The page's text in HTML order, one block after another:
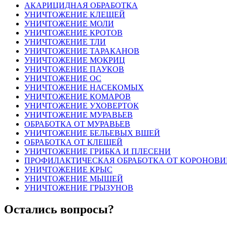
АКАРИЦИДНАЯ ОБРАБОТКА
УНИЧТОЖЕНИЕ КЛЕЩЕЙ
УНИЧТОЖЕНИЕ МОЛИ
УНИЧТОЖЕНИЕ КРОТОВ
УНИЧТОЖЕНИЕ ТЛИ
УНИЧТОЖЕНИЕ ТАРАКАНОВ
УНИЧТОЖЕНИЕ МОКРИЦ
УНИЧТОЖЕНИЕ ПАУКОВ
УНИЧТОЖЕНИЕ ОС
УНИЧТОЖЕНИЕ НАСЕКОМЫХ
УНИЧТОЖЕНИЕ КОМАРОВ
УНИЧТОЖЕНИЕ УХОВЕРТОК
УНИЧТОЖЕНИЕ МУРАВЬЕВ
ОБРАБОТКА ОТ МУРАВЬЕВ
УНИЧТОЖЕНИЕ БЕЛЬЕВЫХ ВШЕЙ
ОБРАБОТКА ОТ КЛЕЩЕЙ
УНИЧТОЖЕНИЕ ГРИБКА И ПЛЕСЕНИ
ПРОФИЛАКТИЧЕСКАЯ ОБРАБОТКА ОТ
УНИЧТОЖЕНИЕ КРЫС
УНИЧТОЖЕНИЕ МЫШЕЙ
УНИЧТОЖЕНИЕ ГРЫЗУНОВ
Остались вопросы?